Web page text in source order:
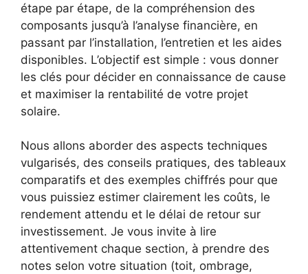
étape par étape, de la compréhension des
composants jusqu’à l’analyse financière, en
passant par l’installation, l’entretien et les aides
disponibles. L’objectif est simple : vous donner
les clés pour décider en connaissance de cause
et maximiser la rentabilité de votre projet
solaire.
Nous allons aborder des aspects techniques
vulgarisés, des conseils pratiques, des tableaux
comparatifs et des exemples chiffrés pour que
vous puissiez estimer clairement les coûts, le
rendement attendu et le délai de retour sur
investissement. Je vous invite à lire
attentivement chaque section, à prendre des
notes selon votre situation (toit, ombrage,